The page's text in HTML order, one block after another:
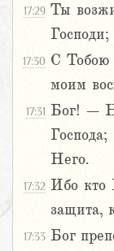
17:29 Ты
17:30 С Тобою
моим
17:31 Бог! –
Него.
17:32 Ибо кто
защита,
17:33 Бог